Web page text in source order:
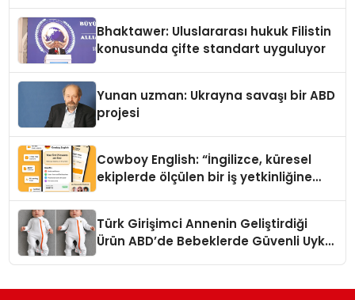
Bhaktawer: Uluslararası hukuk Filistin
konusunda çifte standart uyguluyor
Yunan uzman: Ukrayna savaşı bir ABD
projesi
Cowboy English: “İngilizce, küresel
ekiplerde ölçülen bir iş yetkinliğine
Türk Girişimci Annenin Geliştirdiği
Ürün ABD’de Bebeklerde Güvenli Uyku